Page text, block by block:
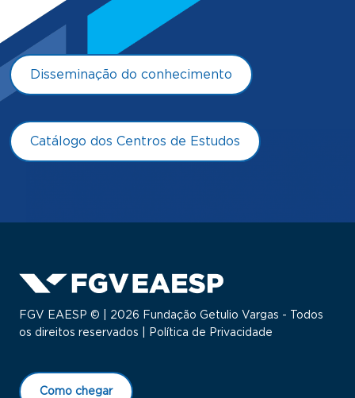
Disseminação do conhecimento
Catálogo dos Centros de Estudos
FGV EAESP © | 2026 Fundação Getulio Vargas - Todos
os direitos reservados |
Política de Privacidade
Como chegar